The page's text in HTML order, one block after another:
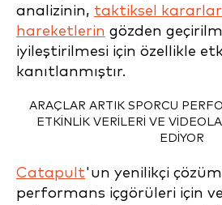
analizinin, taktiksel
hareketlerin gözden
iyileştirilmesi için özellikle
kanıtlanmıştır.
ARAÇLAR ARTIK SPORCU
ETKINLIK VERILERI VE
EDIYOR
Catapult'un yenilikçi
performans içgörüleri için